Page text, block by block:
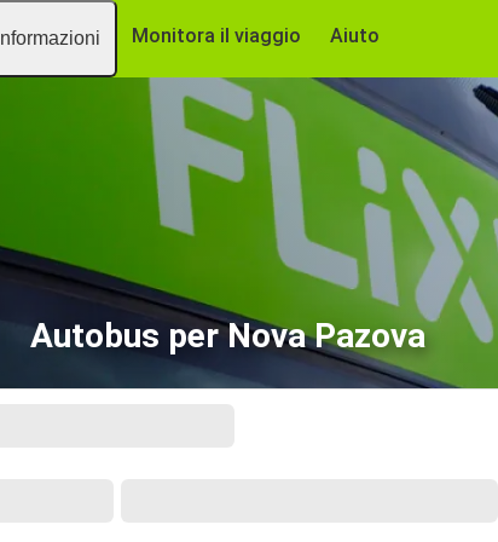
Informazioni Monitora il viaggio Aiuto
Autobus per Nova Pazova